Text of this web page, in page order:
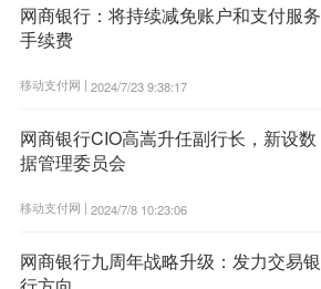
网商银行：将持续减免账户和支付服务
手续费
移动支付网 | 2024/7/23 9:38:17
网商银行CIO高嵩升任副行长，新设数
据管理委员会
移动支付网 | 2024/7/8 10:23:06
网商银行九周年战略升级：发力交易银